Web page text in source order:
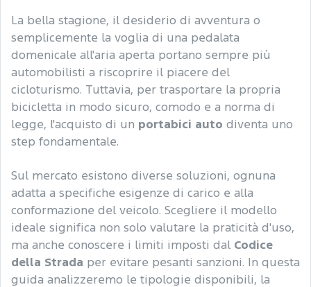
La bella stagione, il desiderio di avventura o
semplicemente la voglia di una pedalata
domenicale all'aria aperta portano sempre più
automobilisti a riscoprire il piacere del
cicloturismo. Tuttavia, per trasportare la propria
bicicletta in modo sicuro, comodo e a norma di
legge, l'acquisto di un portabici auto diventa uno
step fondamentale.
Sul mercato esistono diverse soluzioni, ognuna
adatta a specifiche esigenze di carico e alla
conformazione del veicolo. Scegliere il modello
ideale significa non solo valutare la praticità d'uso,
ma anche conoscere i limiti imposti dal Codice
della Strada per evitare pesanti sanzioni. In questa
guida analizzeremo le tipologie disponibili, la